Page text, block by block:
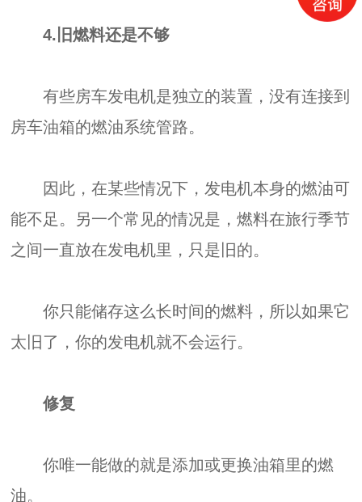
4.旧燃料还是不够
有些房车发电机是独立的装置，没有连接到
房车油箱的燃油系统管路。
因此，在某些情况下，发电机本身的燃油可
能不足。另一个常见的情况是，燃料在旅行季节
之间一直放在发电机里，只是旧的。
你只能储存这么长时间的燃料，所以如果它
太旧了，你的发电机就不会运行。
修复
你唯一能做的就是添加或更换油箱里的燃
油。